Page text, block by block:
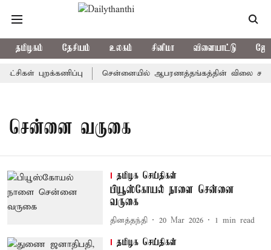
தமிழகம் தேசியம் உலகம் சினிமா விளையாட்டு
புறக்கணிப்பு சென்னையில் ஆபரணத்தங்கத்தின் விலை
சென்னை வருகை
தமிழக செய்திகள்
பியூஸ்கோயல் நாளை சென்னை
வருகை
தினத்தந்தி 20 Mar 2026 1 min read
தமிழக செய்திகள்